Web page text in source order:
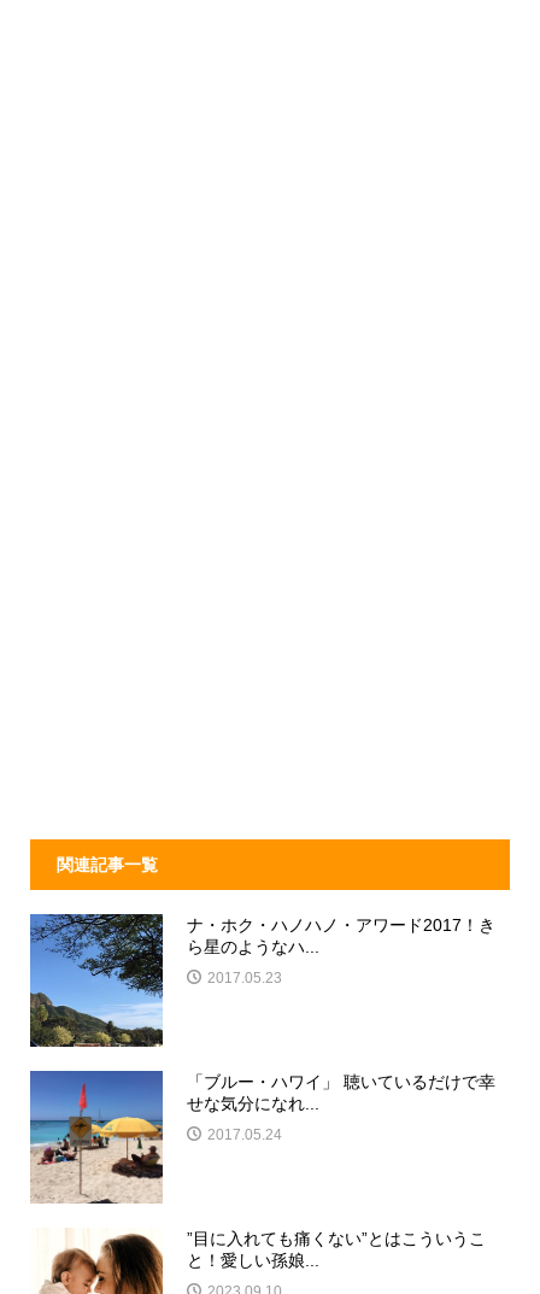
関連記事一覧
ナ・ホク・ハノハノ・アワード2017！き
ら星のようなハ...
2017.05.23
「ブルー・ハワイ」 聴いているだけで幸
せな気分になれ...
2017.05.24
”目に入れても痛くない”とはこういうこ
と！愛しい孫娘...